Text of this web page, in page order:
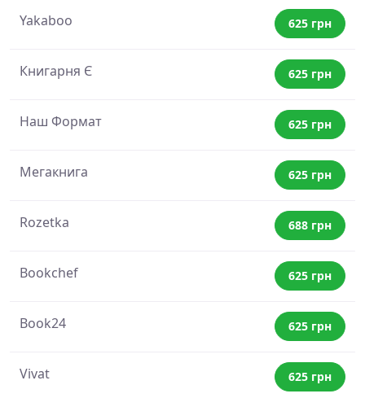
Yakaboo 625 грн
Книгарня Є 625 грн
Наш Формат 625 грн
Мегакнига 625 грн
Rozetka 688 грн
Bookchef 625 грн
Book24 625 грн
Vivat 625 грн